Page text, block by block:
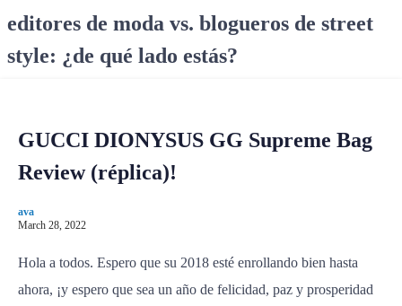
editores de moda vs. blogueros de street
style: ¿de qué lado estás?
GUCCI DIONYSUS GG Supreme Bag
Review (réplica)!
ava
March 28, 2022
Hola a todos. Espero que su 2018 esté enrollando bien hasta
ahora, ¡y espero que sea un año de felicidad, paz y prosperidad